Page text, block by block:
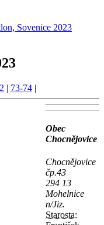
Sovenice 2023
| 73-74 |
Obec
Chocnějovice
Chocnějovice
čp.43
294 13
Mohelnice
n/Jiz.
Starosta: